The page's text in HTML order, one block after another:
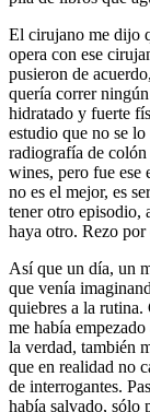
El cirujano me dijo
opera con ese
pusieron de
quería correr
hidratado y fuerte
estudio que no se
radiografía de
wines, pero fue ese
no es el mejor, es
tener otro episodio,
haya otro. Rezo por
Así que un día, un
que venía
quiebres a la rutina.
me había
la verdad, también
que en realidad no
de interrogantes.
había salvado, sólo